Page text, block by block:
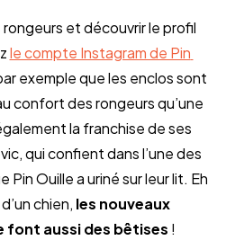
rongeurs et découvrir le profil
le compte Instagram de Pin
exemple que les enclos sont
confort des rongeurs qu’une
la franchise de ses
qui confient dans l’une des
Ouille a uriné sur leur lit. Eh
chien, les nouveaux
font aussi des bêtises !